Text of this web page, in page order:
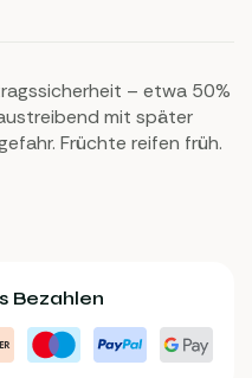
– etwa 50%
mit später
Früchte reifen früh.
Bezahlen